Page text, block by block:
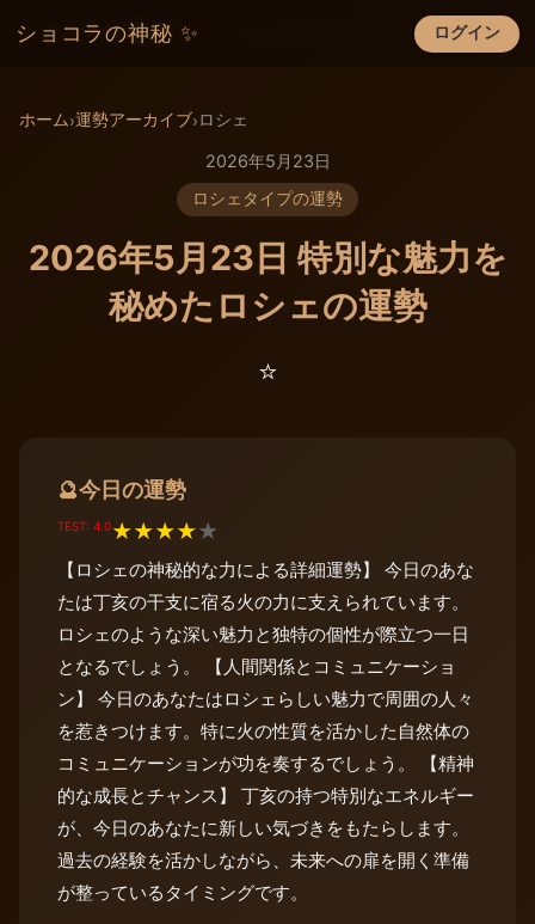
ショコラの神秘 ✨ ログイン
×
ホーム›運勢アーカイブ›ロシェ
2026年5月23日
ロシェタイプの運勢
2026年5月23日 特別な魅力を
秘めたロシェの運勢
⭐️
🔮今日の運勢
TEST: 4.0★★★★★
【ロシェの神秘的な力による詳細運勢】 今日のあな
たは丁亥の干支に宿る火の力に支えられています。
ロシェのような深い魅力と独特の個性が際立つ一日
となるでしょう。 【人間関係とコミュニケーショ
ン】 今日のあなたはロシェらしい魅力で周囲の人々
を惹きつけます。特に火の性質を活かした自然体の
コミュニケーションが功を奏するでしょう。 【精神
的な成長とチャンス】 丁亥の持つ特別なエネルギー
が、今日のあなたに新しい気づきをもたらします。
過去の経験を活かしながら、未来への扉を開く準備
が整っているタイミングです。